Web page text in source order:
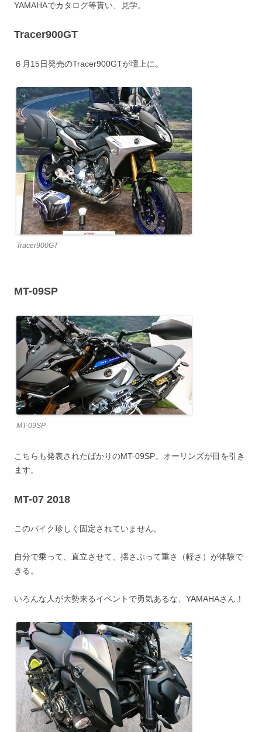
YAMAHAでカタログ等貰い、見学。
Tracer900GT
６月15日発売のTracer900GTが壇上に。
Tracer900GT
MT-09SP
MT-09SP
こちらも発表されたばかりのMT-09SP。オーリンズが目を引き
ます。
MT-07 2018
このバイク珍しく固定されていません。
自分で乗って、直立させて、揺さぶって重さ（軽さ）が体験で
きる。
いろんな人が大勢来るイベントで勇気あるな、YAMAHAさん！